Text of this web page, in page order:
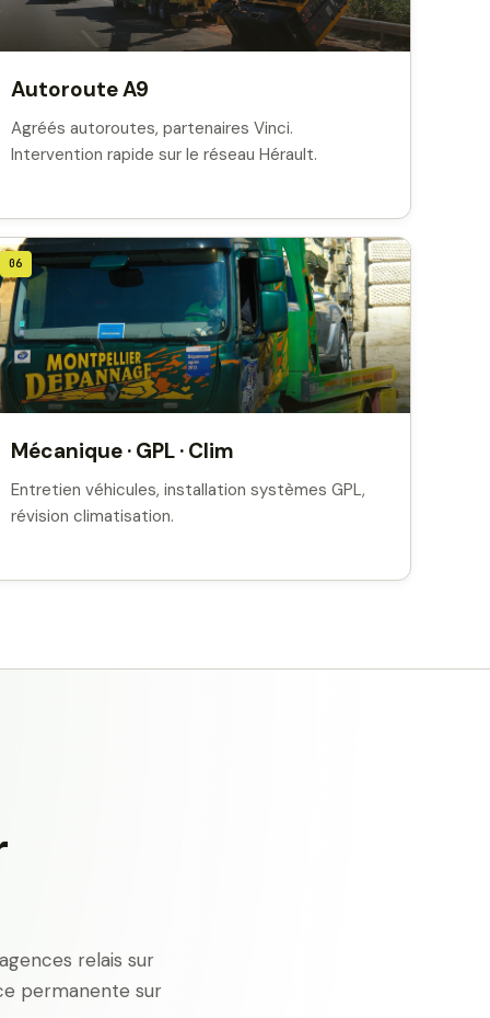
Autoroute A9
Agréés autoroutes, partenaires Vinci.
Intervention rapide sur le réseau Hérault.
06
Mécanique · GPL · Clim
Entretien véhicules, installation systèmes GPL,
révision climatisation.
relais sur
permanente sur